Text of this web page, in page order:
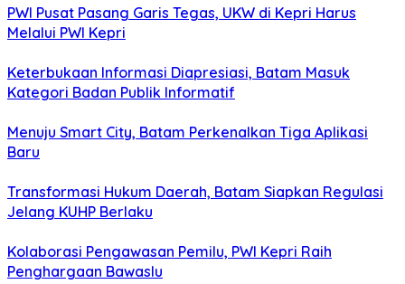
PWI Pusat Pasang Garis Tegas, UKW di Kepri Harus
Melalui PWI Kepri
Keterbukaan Informasi Diapresiasi, Batam Masuk
Kategori Badan Publik Informatif
Menuju Smart City, Batam Perkenalkan Tiga Aplikasi
Baru
Transformasi Hukum Daerah, Batam Siapkan Regulasi
Jelang KUHP Berlaku
Kolaborasi Pengawasan Pemilu, PWI Kepri Raih
Penghargaan Bawaslu